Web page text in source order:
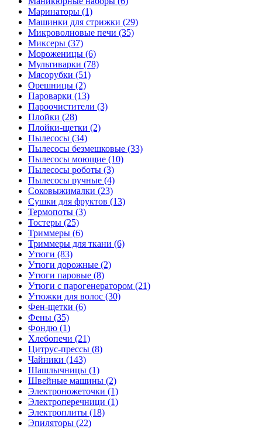
Маринаторы (1)
Машинки для стрижки (29)
Микроволновые печи (35)
Миксеры (37)
Мороженицы (6)
Мультиварки (78)
Мясорубки (51)
Орешницы (2)
Пароварки (13)
Пароочистители (3)
Плойки (28)
Плойки-щетки (2)
Пылесосы (34)
Пылесосы безмешковые (33)
Пылесосы моющие (10)
Пылесосы роботы (3)
Пылесосы ручные (4)
Соковыжималки (23)
Сушки для фруктов (13)
Термопоты (3)
Тостеры (25)
Триммеры (6)
Триммеры для ткани (6)
Утюги (83)
Утюги дорожные (2)
Утюги паровые (8)
Утюги с парогенератором (21)
Утюжки для волос (30)
Фен-щетки (6)
Фены (35)
Фондю (1)
Хлебопечи (21)
Цитрус-прессы (8)
Чайники (143)
Шашлычницы (1)
Швейные машины (2)
Электроножеточки (1)
Электроперечници (1)
Электроплиты (18)
Эпиляторы (22)